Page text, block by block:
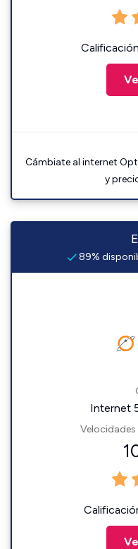
Cámbiate al internet
y
89%
Internet